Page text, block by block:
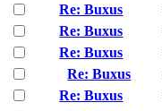
Re: Buxus
Re: Buxus
Re: Buxus
Re: Buxus
Re: Buxus